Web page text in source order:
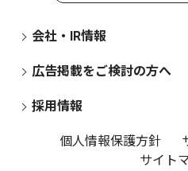
会社・IR情報
広告掲載をご検討の方へ
採用情報
個人情報保護方針
サイト